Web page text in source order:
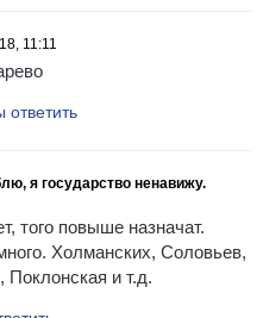
11:11
ответить
я государство ненавижу.
того повыше назначат.
Холманских, Соловьев,
Поклонская и т.д.